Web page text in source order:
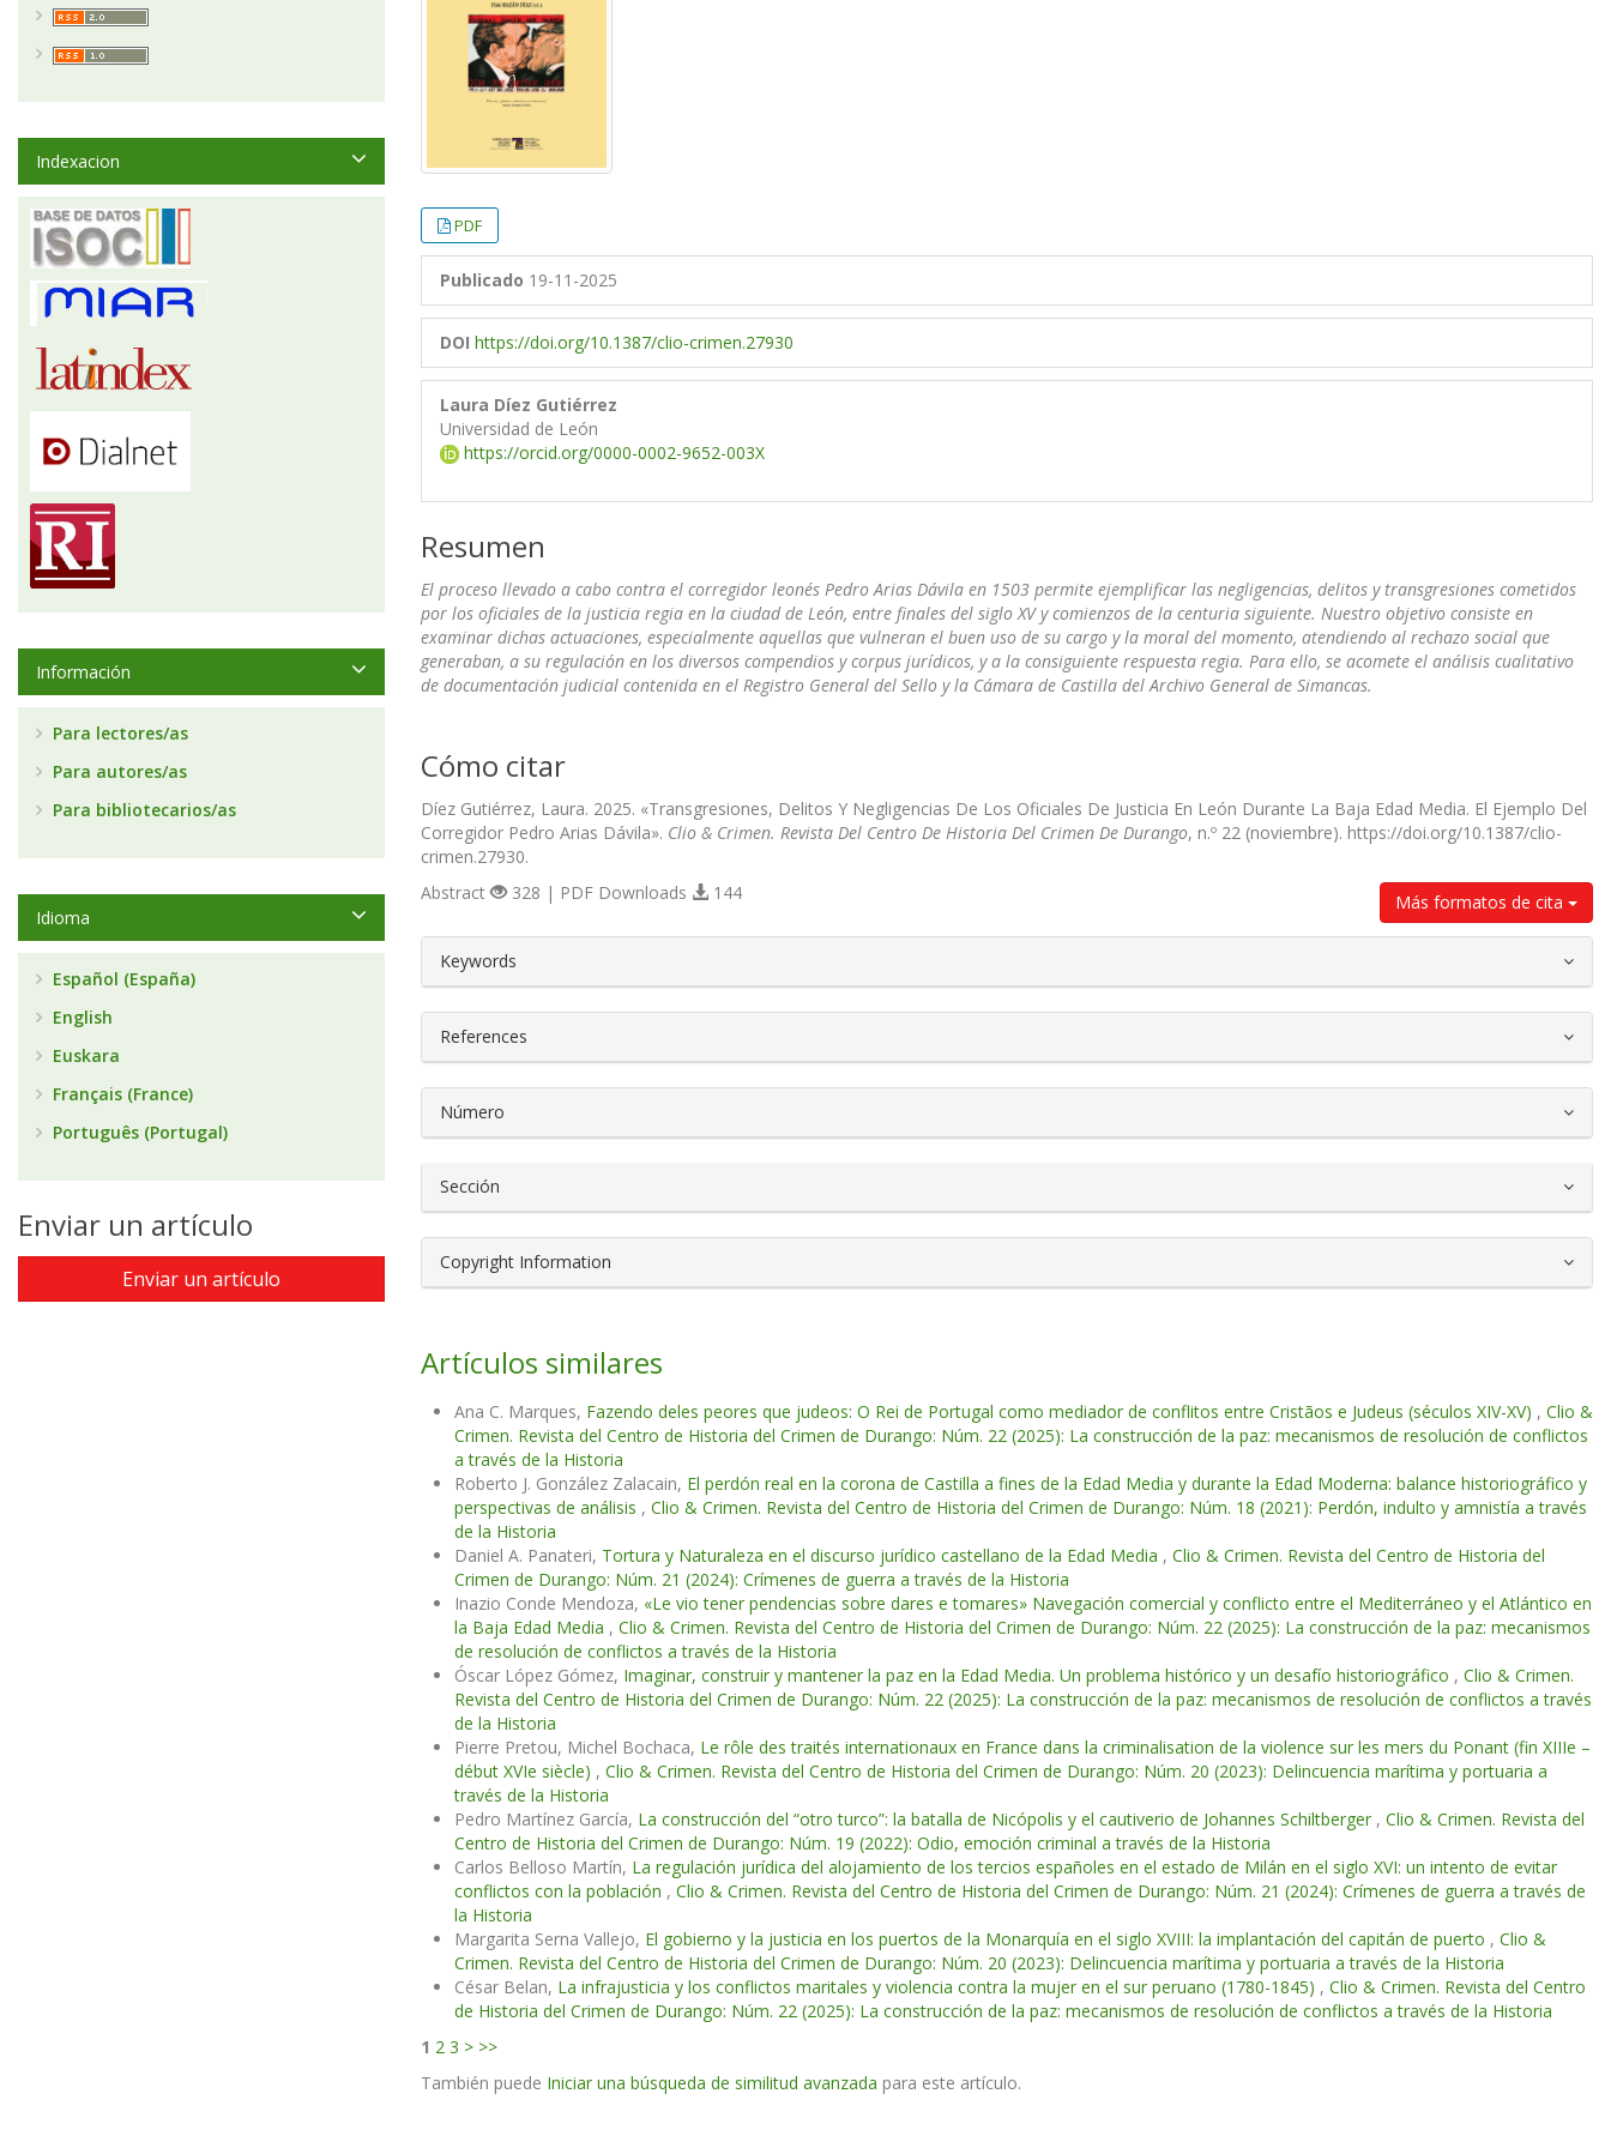
PDF
Publicado 19-11-2025
DOI https://doi.org/10.1387/clio-crimen.27930
Laura Díez Gutiérrez
Universidad de León
https://orcid.org/0000-0002-9652-003X
Resumen
El proceso llevado a cabo contra el corregidor leonés Pedro Arias Dávila en 1503 permite ejemplificar las negligencias, delitos y transgresiones cometidos
por los oficiales de la justicia regia en la ciudad de León, entre finales del siglo XV y comienzos de la centuria siguiente. Nuestro objetivo consiste en
examinar dichas actuaciones, especialmente aquellas que vulneran el buen uso de su cargo y la moral del momento, atendiendo al rechazo social que
generaban, a su regulación en los diversos compendios y corpus jurídicos, y a la consiguiente respuesta regia. Para ello, se acomete el análisis cualitativo
de documentación judicial contenida en el Registro General del Sello y la Cámara de Castilla del Archivo General de Simancas.
Cómo citar
Díez Gutiérrez, Laura. 2025. «Transgresiones, Delitos Y Negligencias De Los Oficiales De Justicia En León Durante La Baja Edad Media. El Ejemplo Del
Corregidor Pedro Arias Dávila». Clio & Crimen. Revista Del Centro De Historia Del Crimen De Durango, n.º 22 (noviembre). https://doi.org/10.1387/clio-
crimen.27930.
Más formatos de cita
Abstract 328 | PDF Downloads 144
##plugins.themes.bootstrap3.article.details##
Keywords
References
Número
Sección
Copyright Information
Artículos similares
Ana C. Marques, Fazendo deles peores que judeos: O Rei de Portugal como mediador de conflitos entre Cristãos e Judeus (séculos XIV-XV) , Clio &
Crimen. Revista del Centro de Historia del Crimen de Durango: Núm. 22 (2025): La construcción de la paz: mecanismos de resolución de conflictos
a través de la Historia
Roberto J. González Zalacain, El perdón real en la corona de Castilla a fines de la Edad Media y durante la Edad Moderna: balance historiográfico y
perspectivas de análisis , Clio & Crimen. Revista del Centro de Historia del Crimen de Durango: Núm. 18 (2021): Perdón, indulto y amnistía a través
de la Historia
Daniel A. Panateri, Tortura y Naturaleza en el discurso jurídico castellano de la Edad Media , Clio & Crimen. Revista del Centro de Historia del
Crimen de Durango: Núm. 21 (2024): Crímenes de guerra a través de la Historia
Inazio Conde Mendoza, «Le vio tener pendencias sobre dares e tomares» Navegación comercial y conflicto entre el Mediterráneo y el Atlántico en
la Baja Edad Media , Clio & Crimen. Revista del Centro de Historia del Crimen de Durango: Núm. 22 (2025): La construcción de la paz: mecanismos
de resolución de conflictos a través de la Historia
Óscar López Gómez, Imaginar, construir y mantener la paz en la Edad Media. Un problema histórico y un desafío historiográfico , Clio & Crimen.
Revista del Centro de Historia del Crimen de Durango: Núm. 22 (2025): La construcción de la paz: mecanismos de resolución de conflictos a través
de la Historia
Pierre Pretou, Michel Bochaca, Le rôle des traités internationaux en France dans la criminalisation de la violence sur les mers du Ponant (fin XIIIe –
début XVIe siècle) , Clio & Crimen. Revista del Centro de Historia del Crimen de Durango: Núm. 20 (2023): Delincuencia marítima y portuaria a
través de la Historia
Pedro Martínez García, La construcción del “otro turco”: la batalla de Nicópolis y el cautiverio de Johannes Schiltberger , Clio & Crimen. Revista del
Centro de Historia del Crimen de Durango: Núm. 19 (2022): Odio, emoción criminal a través de la Historia
Carlos Belloso Martín, La regulación jurídica del alojamiento de los tercios españoles en el estado de Milán en el siglo XVI: un intento de evitar
conflictos con la población , Clio & Crimen. Revista del Centro de Historia del Crimen de Durango: Núm. 21 (2024): Crímenes de guerra a través de
la Historia
Margarita Serna Vallejo, El gobierno y la justicia en los puertos de la Monarquía en el siglo XVIII: la implantación del capitán de puerto , Clio &
Crimen. Revista del Centro de Historia del Crimen de Durango: Núm. 20 (2023): Delincuencia marítima y portuaria a través de la Historia
César Belan, La infrajusticia y los conflictos maritales y violencia contra la mujer en el sur peruano (1780-1845) , Clio & Crimen. Revista del Centro
de Historia del Crimen de Durango: Núm. 22 (2025): La construcción de la paz: mecanismos de resolución de conflictos a través de la Historia
1 2 3 > >>
También puede Iniciar una búsqueda de similitud avanzada para este artículo.
Indexacion
Información
Para lectores/as
Para autores/as
Para bibliotecarios/as
Idioma
Español (España)
English
Euskara
Français (France)
Português (Portugal)
Enviar un artículo
Enviar un artículo